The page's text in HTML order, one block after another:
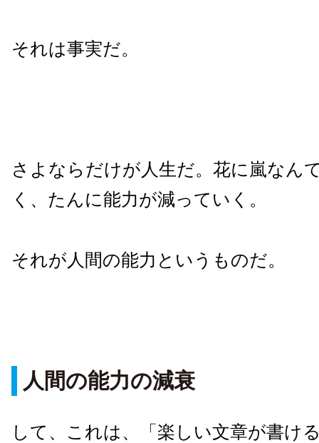
それは事実だ。
さよならだけが人生だ。花に嵐なん
く、たんに能力が減っていく。
それが人間の能力というものだ。
人間の能力の減衰
して、これは、「楽しい文章が書け